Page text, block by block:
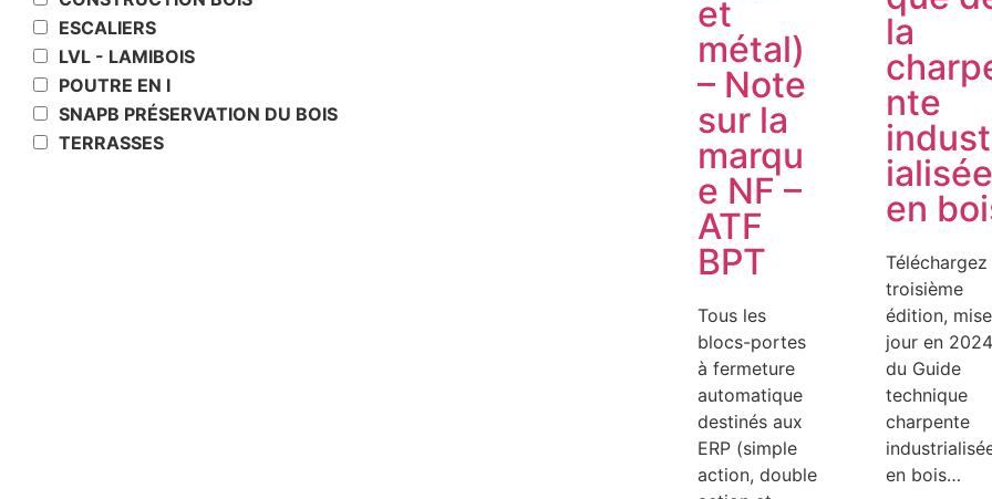
ESCALIERS
LVL - LAMIBOIS
POUTRE EN I
SNAPB PRÉSERVATION DU BOIS
TERRASSES
et
métal)
– Note
sur la
marqu
e NF –
ATF
BPT
Tous les
blocs-portes
à fermeture
automatique
destinés aux
ERP (simple
action, double
la
nte
ialisée
en
Téléchargez
troisième
édition,
jour en
du Guide
technique
charpente
en bois…